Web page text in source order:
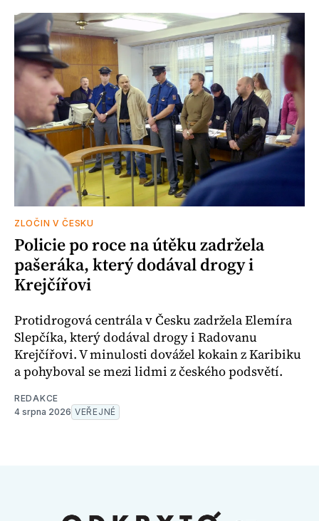
ZLOČIN V ČESKU
Policie po roce na útěku zadržela
pašeráka, který dodával drogy i
Krejčířovi
Protidrogová centrála v Česku zadržela Elemíra
Slepčíka, který dodával drogy i Radovanu
Krejčířovi. V minulosti dovážel kokain z Karibiku
a pohyboval se mezi lidmi z českého podsvětí.
REDAKCE
4 srpna 2026 VEŘEJNÉ